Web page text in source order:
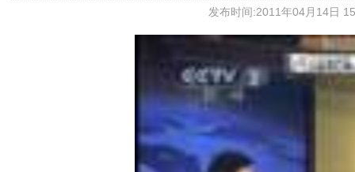
发布时间:2011年04月14日